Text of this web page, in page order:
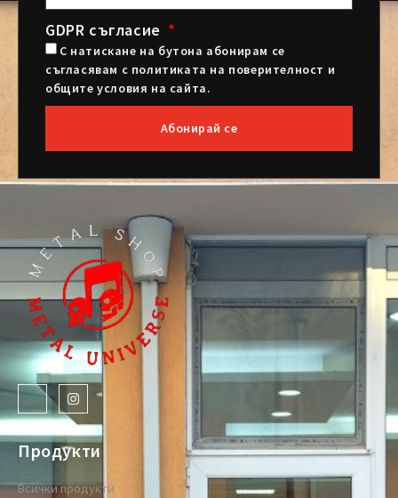
GDPR съгласие
С натискане на бутона абонирам се
съгласявам с политиката на поверителност и
общите условия на сайта.
Абонирай се
Продукти
Всички продукти